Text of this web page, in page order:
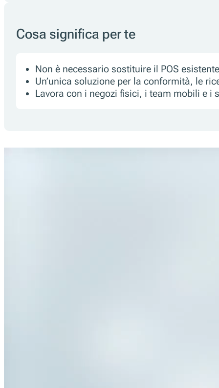
Cosa significa per te
Non è necessario sostituire il POS
Un’unica soluzione per la conformità, le
Lavora con i negozi fisici, i team mobili e i